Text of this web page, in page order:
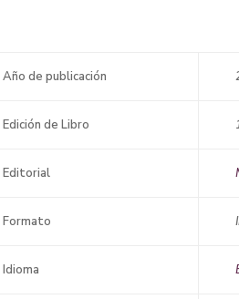
Año de publicación
Edición de Libro
Editorial
Formato
Idioma